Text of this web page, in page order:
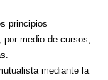
principios
medio de cursos,
mediante la